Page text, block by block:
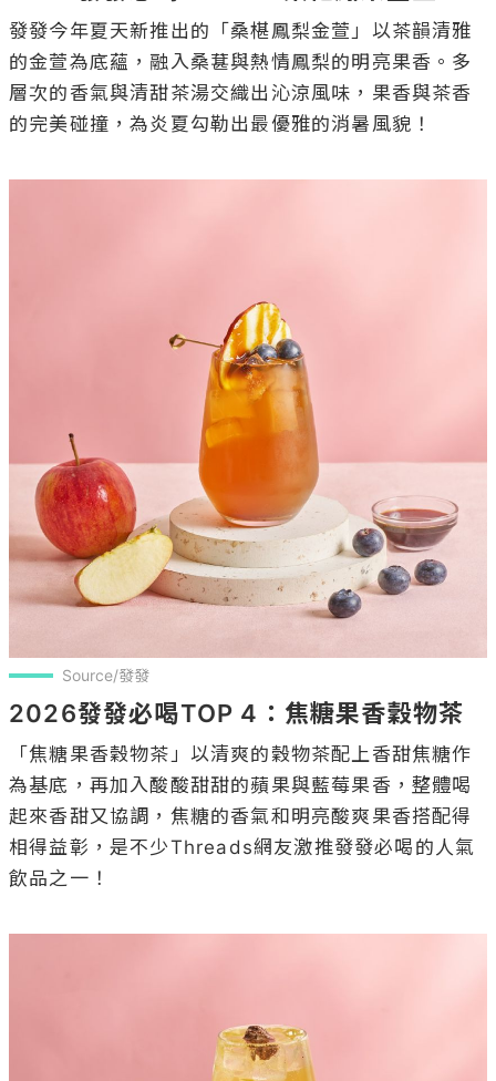
發發今年夏天新推出的「桑椹鳳梨金萱」以茶韻清雅
的金萱為底蘊，融入桑葚與熱情鳳梨的明亮果香。多
層次的香氣與清甜茶湯交織出沁涼風味，果香與茶香
的完美碰撞，為炎夏勾勒出最優雅的消暑風貌！
Source/發發
2026發發必喝TOP 4：焦糖果香穀物茶
「焦糖果香穀物茶」以清爽的穀物茶配上香甜焦糖作
為基底，再加入酸酸甜甜的蘋果與藍莓果香，整體喝
起來香甜又協調，焦糖的香氣和明亮酸爽果香搭配得
相得益彰，是不少Threads網友激推發發必喝的人氣
飲品之一！